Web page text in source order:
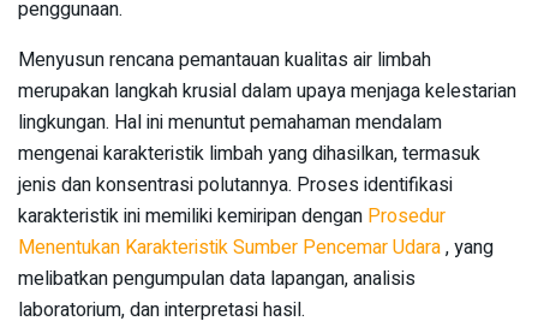
penggunaan.
Menyusun rencana pemantauan kualitas air limbah
merupakan langkah krusial dalam upaya menjaga kelestarian
lingkungan. Hal ini menuntut pemahaman mendalam
mengenai karakteristik limbah yang dihasilkan, termasuk
jenis dan konsentrasi polutannya. Proses identifikasi
karakteristik ini memiliki kemiripan dengan Prosedur
Menentukan Karakteristik Sumber Pencemar Udara, yang
melibatkan pengumpulan data lapangan, analisis
laboratorium, dan interpretasi hasil.